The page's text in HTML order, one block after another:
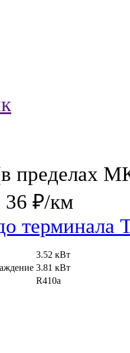
пределах
₽/км
терминала
3.52 кВт
3.81 кВт
R410a